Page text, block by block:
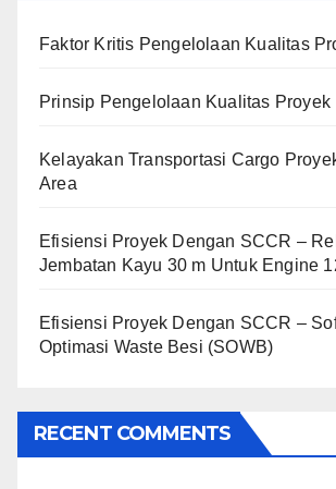
Faktor Kritis Pengelolaan Kualitas
Prinsip Pengelolaan Kualitas Proyek
Kelayakan Transportasi Cargo
Area
Efisiensi Proyek Dengan SCCR –
Jembatan Kayu 30 m Untuk Engine
Efisiensi Proyek Dengan SCCR –
Optimasi Waste Besi (SOWB)
RECENT COMMENTS